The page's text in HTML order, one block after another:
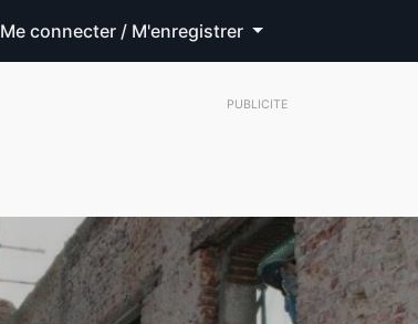
Me connecter / M'enregistrer
PUBLICITE